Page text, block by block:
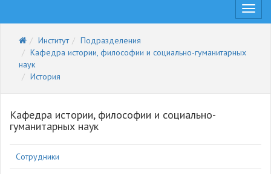
Институт
Подразделения
Кафедра истории, философии и социально-гуманитарных
наук
История
Кафедра истории, философии и социально-
гуманитарных наук
Сотрудники